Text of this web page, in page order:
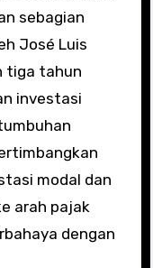
sebagian
José Luis
tiga tahun
investasi
modal dan
arah pajak
dengan